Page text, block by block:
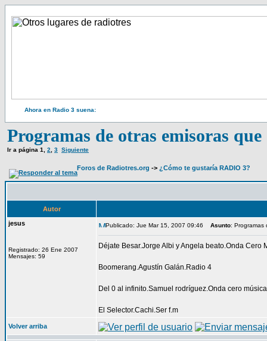
Ahora en Radio 3 suena:
Programas de otras emisoras
Ir a página 1 2 3 Siguiente
Foros de Radiotres.org -> ¿Cómo te gustaría RADIO 3?
Autor
jesus
Registrado: 26 Ene 2007
Mensajes: 59
Publicado: Jue Mar 15, 2007 09:46 Asunto: Programas
Déjate Besar.Jorge Albi y Angela beato.Onda Cero
Boomerang.Agustín Galán.Radio 4
Del 0 al infinito.Samuel rodríguez.Onda cero música
El Selector.Cachi.Ser f.m
Volver arriba